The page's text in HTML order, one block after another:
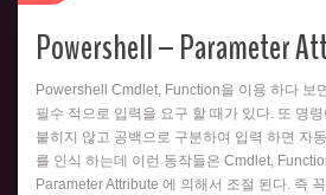
Powershell – Parameter
Powershell Cmdlet, Function을 이용 하다 보
필수 적으로 입력을 요구 할 때가 있다. 또 명
붙히지 않고 공백으로 구분하여 입력 하면 자
를 인식 하는데 이런 동작들은 Cmdlet,
Parameter Attribute 에 의해서 조절 된다. 즉